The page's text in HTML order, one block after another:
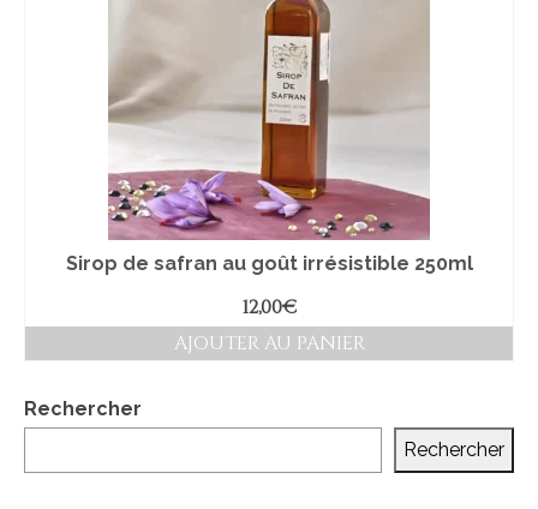
Galerie
Sirop de safran au goût irrésistible 250ml
12,00€
AJOUTER AU PANIER
Rechercher
Rechercher